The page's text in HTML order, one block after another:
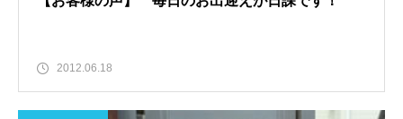
2012.06.18